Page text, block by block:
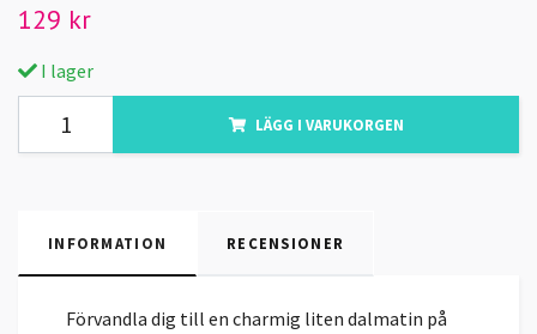
129 kr
I lager
LÄGG I VARUKORGEN
INFORMATION RECENSIONER
Förvandla dig till en charmig liten dalmatin på